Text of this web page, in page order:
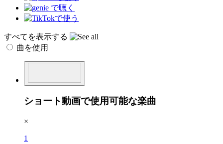
すべてを表示する
曲を使用
ショート動画で使用可能な楽曲
×
1